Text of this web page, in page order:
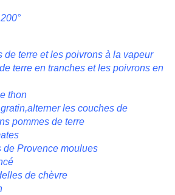
de terre et les poivrons à la vapeur
terre en tranches et les poivrons en
thon
les couches de
pommes de terre
de Provence moulues
de chèvre